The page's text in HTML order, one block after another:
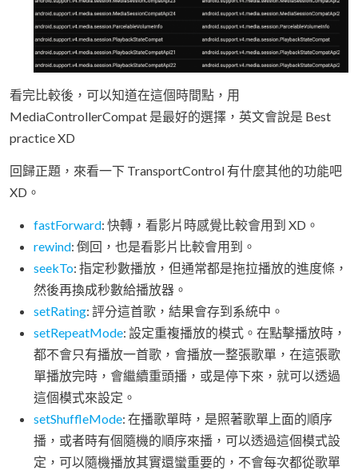
看完比較後，可以知道在這個時間點，用
MediaControllerCompat 是最好的選擇，英文會說是 Best
practice XD
回歸正題，來看一下 TransportControl 有什麼其他的功能吧
XD。
fastForward: 快轉，看影片時感覺比較會用到 XD。
rewind: 倒回，也是看影片比較會用到。
seekTo: 指定秒數播放，但通常都是拖拉播放的進度條，
然後再換成秒數給播放器。
setRating: 評分這首歌，結果會存到系統中。
setRepeatMode: 設定重複播放的模式。在點擊播放時，
都不會只有播放一首歌，會播放一整張歌單，在這張歌
單播放完時，會繼續重頭播，或是停下來，就可以透過
這個模式來設定。
setShuffleMode: 在播歌單時，是照著歌單上面的順序
播，或者時有個隨機的順序來播，可以透過這個模式設
定，可以隨機播放其實還蠻重要的，不會每次都從歌單